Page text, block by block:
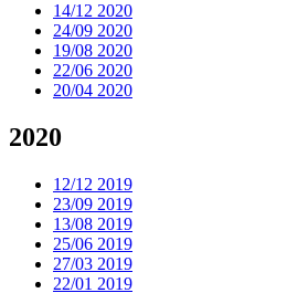
14/12 2020
24/09 2020
19/08 2020
22/06 2020
20/04 2020
2020
12/12 2019
23/09 2019
13/08 2019
25/06 2019
27/03 2019
22/01 2019